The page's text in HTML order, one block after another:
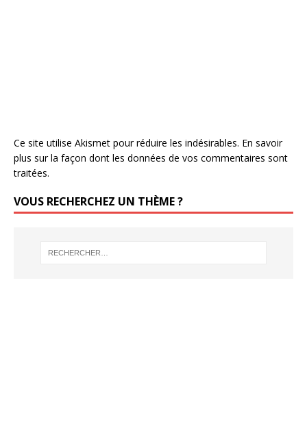
Ce site utilise Akismet pour réduire les indésirables. En savoir
plus sur la façon dont les données de vos commentaires sont
traitées.
VOUS RECHERCHEZ UN THÈME ?